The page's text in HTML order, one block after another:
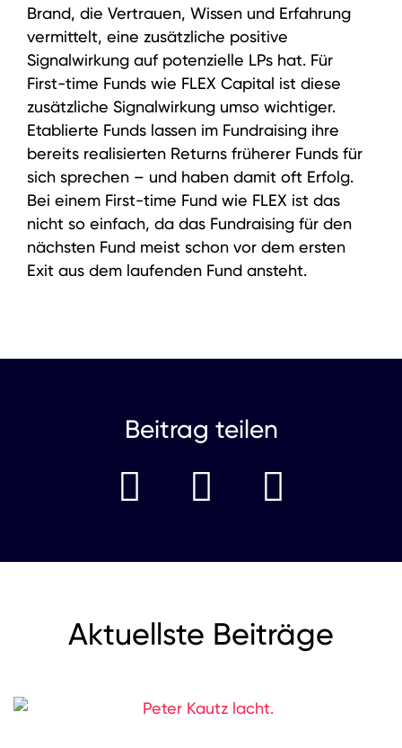
Wer wir sind
Portfolio
Karriere
ESG
Wissen
News
LinkedIn
DEUTSCH ENGLISH
Brand, die Vertrauen, Wissen und Erfahrung
vermittelt, eine zusätzliche positive
Signalwirkung auf potenzielle LPs hat. Für
First-time Funds wie FLEX Capital ist diese
zusätzliche Signalwirkung umso wichtiger.
Etablierte Funds lassen im Fundraising ihre
bereits realisierten Returns früherer Funds für
sich sprechen – und haben damit oft Erfolg.
Bei einem First-time Fund wie FLEX ist das
nicht so einfach, da das Fundraising für den
nächsten Fund meist schon vor dem ersten
Exit aus dem laufenden Fund ansteht.
Beitrag teilen
Aktuellste Beiträge